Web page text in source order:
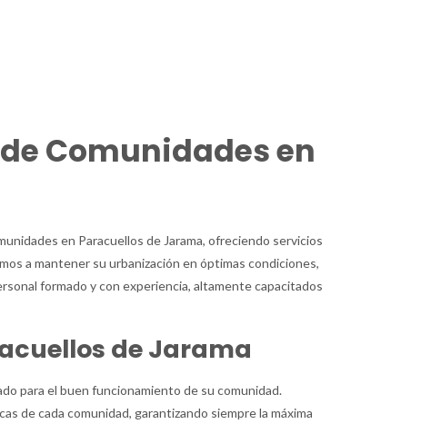
Comunidades en
en Paracuellos de Jarama, ofreciendo servicios
a mantener su urbanización en óptimas condiciones,
formado y con experiencia, altamente capacitados
de Jarama
para el buen funcionamiento de su comunidad.
de cada comunidad, garantizando siempre la máxima